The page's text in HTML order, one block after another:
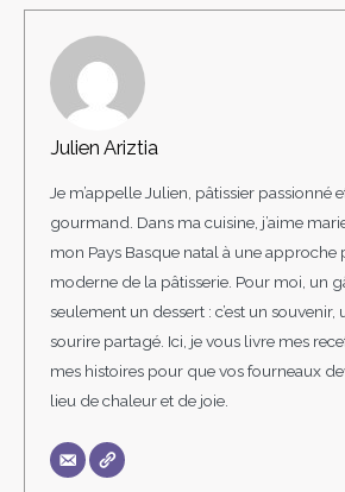
Julien Ariztia
Je m’appelle Julien, pâtissier passionné
gourmand. Dans ma cuisine, j’aime
mon Pays Basque natal à une approche
moderne de la pâtisserie. Pour moi, un
seulement un dessert : c’est un souvenir,
sourire partagé. Ici, je vous livre mes
mes histoires pour que vos fourneaux
lieu de chaleur et de joie.